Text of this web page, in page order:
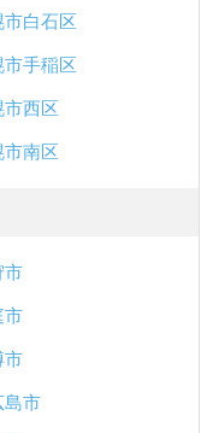
市白石区
市手稲区
市西区
市南区
市
市
市
島市